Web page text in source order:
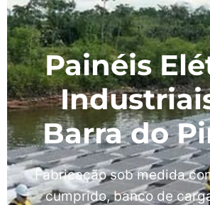
Painéis
Barra do
Fabricação sob medida
cumprido, banco de